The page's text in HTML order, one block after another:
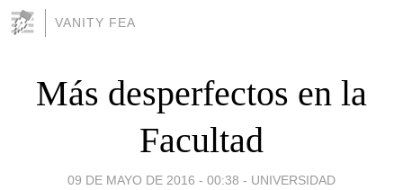
VANITY FEA
Más desperfectos en la
Facultad
09 DE MAYO DE 2016 - 00:38 - UNIVERSIDAD